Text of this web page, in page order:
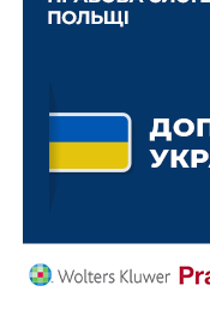
Кодексом (у тому
та/або судового
нарахування пені
після проведення
результатів.
умовою, за якої
новій редакції,
відбуватись таке